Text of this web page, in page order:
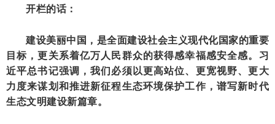
开栏的话：
建设美丽中国，是全面建设社会主义现代化国家的重要
目标，更关系着亿万人民群众的获得感幸福感安全感。习
近平总书记强调，我们必须以更高站位、更宽视野、更大
力度来谋划和推进新征程生态环境保护工作，谱写新时代
生态文明建设新篇章。